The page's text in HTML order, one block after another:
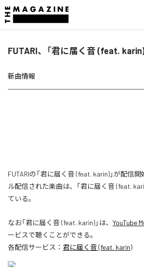
FUTARI、「君に届く音 (feat.
新曲情報
FUTARIの「君に届く音 (feat. karin)」が配信
ル配信された楽曲は、「君に届く音 (feat.
ている。
なお「君に届く音 (feat. karin)」は、 YouTube
ービスで聴くことができる。
各配信サービス： 君に届く音 (feat. karin)